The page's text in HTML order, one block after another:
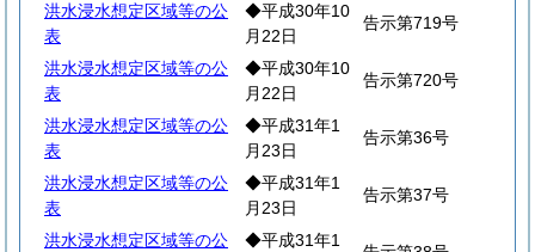
洪水浸水想定区域等の公
表
◆平成30年10
月22日
告示第719号
洪水浸水想定区域等の公
表
◆平成30年10
月22日
告示第720号
洪水浸水想定区域等の公
表
◆平成31年1
月23日
告示第36号
洪水浸水想定区域等の公
表
◆平成31年1
月23日
告示第37号
洪水浸水想定区域等の公
◆平成31年1